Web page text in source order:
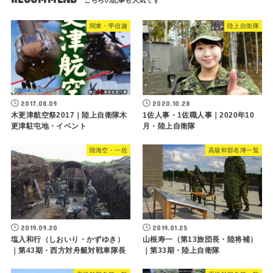
関東・甲信越
2017.08.09
木更津航空祭2017｜陸上自衛隊木
更津駐屯地・イベント
陸上自衛隊
2020.10.28
1佐人事・1佐職人事｜2020年10
月・陸上自衛隊
陸海空・一佐
2019.09.20
塩入和行（しおいり・かずゆき）
｜第43期・西方対舟艇対戦車隊長
高級幹部名簿一覧
2019.01.25
山根寿一（第13旅団長・陸将補）
｜第33期・陸上自衛隊